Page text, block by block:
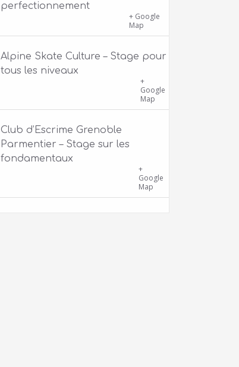
perfectionnement
+ Google
Map
Alpine Skate Culture – Stage pour
tous les niveaux
+
Google
Map
Club d’Escrime Grenoble
Parmentier – Stage sur les
fondamentaux
+
Google
Map